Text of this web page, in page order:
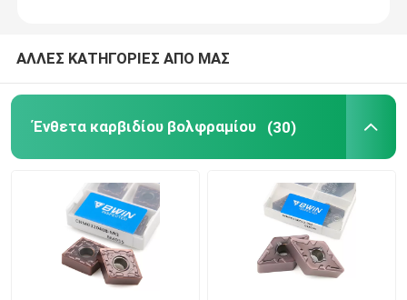
Καρβίδιο που περνά κλωστή στα ένθετα
U ένθετο τρυπανιού
Roughing End Mill
ΑΛΛΕΣ ΚΑΤΗΓΟΡΙΕΣ ΑΠΟ ΜΑΣ
Ένθετα καρβιδίου βολφραμίου (30)